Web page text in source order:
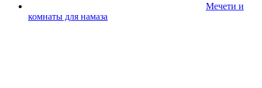
Мечети и
комнаты для намаза